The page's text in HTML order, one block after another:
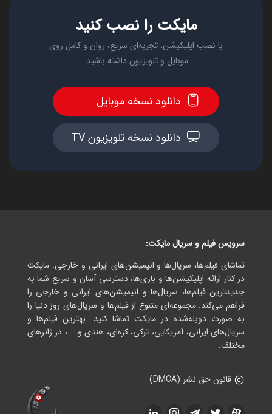
مایکت را نصب کنید
با نصب اپلیکیشن، تجربه‌ای سریع، روان و کامل روی
موبایل و تلویزیون داشته باشید.
دانلود نسخه موبایل
دانلود نسخه تلویزیون TV
سرویس فیلم و سریال مایکت:
تماشای فیلم‌ها، سریال‌ها و انیمیشن‌های ایرانی و خارجی. مایکت
در کنار ارائه اپلیکیشن‌ها و بازی‌ها، دسترسی آسان و سریع شما به
جدیدترین فیلم‌ها، سریال‌ها و انیمیشن‌های ایرانی و خارجی را
فراهم می‌کند. مجموعه‌ای متنوع از فیلم‌ها و سریال‌های روز دنیا را
به صورت دوبله‌شده در مایکت تماشا کنید. بهترین فیلم‌ها و
سریال‌های ایرانی، آمریکایی، ترکی، کره‌ای، هندی و ...، در ژانرهای
مختلف.
قانون حق نشر (DMCA)